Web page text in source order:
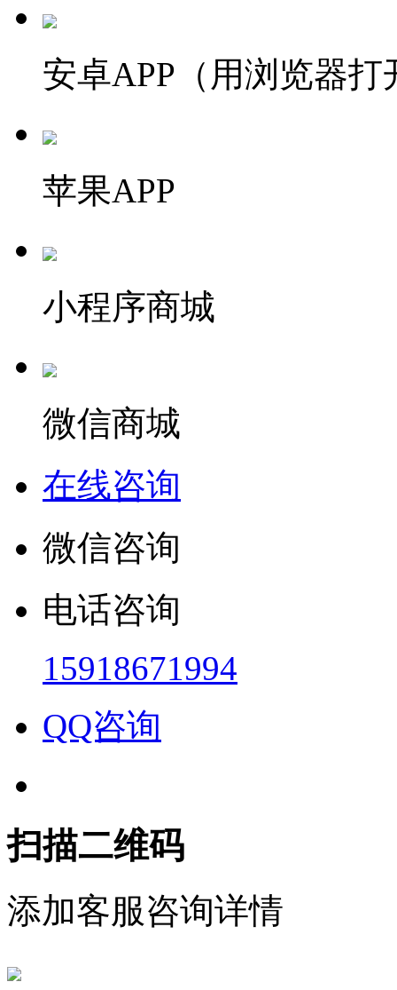
安卓APP（用浏览器打
苹果APP
小程序商城
微信商城
在线咨询
微信咨询
电话咨询
15918671994
QQ咨询
扫描二维码
添加客服咨询详情